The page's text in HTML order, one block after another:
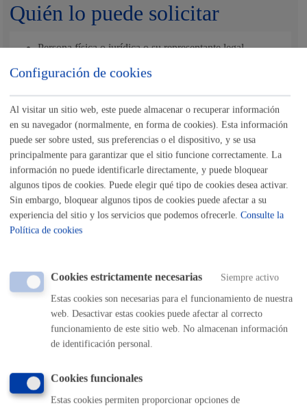
Quién lo puede solicitar
Persona física o jurídica o su representante legal
actividades culturales, sociales o deportivas
Cuándo lo pueden solicitar
Durante todo el año
Cantidad a abonar
Pasos del procedimiento
1- Registro de la solicitud
2.- Análisis de la solicitud.
solicitante.
Configuración de cookies
Al visitar un sitio web, este puede almacenar o recuperar información
en su navegador (normalmente, en forma de cookies). Esta información
puede ser sobre usted, sus preferencias o el dispositivo, y se usa
principalmente para garantizar que el sitio funcione correctamente. La
información no puede identificarle directamente, y puede bloquear
algunos tipos de cookies. Puede elegir qué tipo de cookies desea activar.
Sin embargo, bloquear algunos tipos de cookies puede afectar a su
experiencia del sitio y los servicios que podemos ofrecerle. Consulte la
Política de cookies
Cookies estrictamente necesarias Siempre activo
Estas cookies son necesarias para el funcionamiento de nuestra
web. Desactivar estas cookies puede afectar al correcto
funcionamiento de este sitio web. No almacenan información
de identificación personal.
Cookies funcionales
Estas cookies permiten proporcionar opciones de